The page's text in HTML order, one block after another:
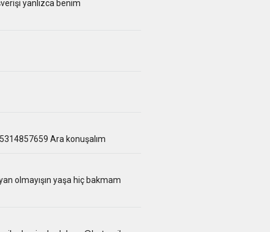
yanlızca benim
Ara konuşalım
olmayışın yaşa hiç bakmam